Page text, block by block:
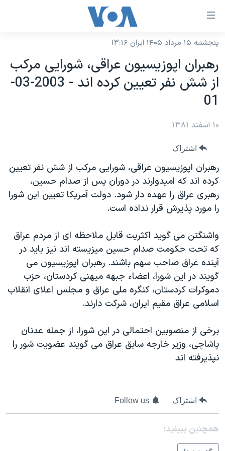
لینکهای
دسترسی
جهش
به
محتوای
اصلی
به
صفحه
جهش
جستجو
نسخه سبک وب‌سایت
موضوع ها
آمریکا
جهان
ورزشی
گزیده‌ها
ویژه برنامه‌ها
فرهنگ و زندگی
حقوق شهروندی
اقتصادی
علم و فناوری
اسرائیل در جنگ
گالری عکس
آرشیو پخش زنده
برنامه های تلویزیونی
جدول برنامه ها
صفحه‌های ویژه
جام جهانی ۲۰۲۶
عملیات خشم حماسی
۲۵۰سالگی آمریکا
مستندها
انتخابات ریاست جمهوری آمریکا ۲۰۲۴
حمله جمهوری اسلامی به اسرائیل
رمز مهسا
ورزش زنان در ایران
اعتراضات زن، زندگی، آزادی
مجموعه مستندهای دادخواهی
تریبونال مردمی آبان ۹۸
چهل سال گروگان‌گیری
قانون شفافیت دارائی کادر رهبری ایران
اعتراضات مردمی آبان ۹۸
فرکانس‌های صدای آمریکا
پخش رادیویی
یادگیری زبان انگلیسی
دنبال کنید
زبانهای مختلف
پنجشنبه ۱۵ مرداد ۱۴۰۵ ایران ۱۳:۱۶
رهبران اپوزيسيون عراقی، شورايی مرکب
از شش نفر تعيين کرده اند - 2003-03-
01
۱۰ اسفند ۱۳۸۱
اشتراک
رهبران اپوزيسيون عراقی، شورايی مرکب از شش نفر تعيين
کرده اند که اميدوارند در دوران پس از صدام حسين،
رهبری عراق را عهده دار شود. دولت آمريکا تعيين اين شورا
را مورد پذيرش قرار نداده است.
واشنگتن می گويد اکثريت قابل ملاحظه ای از مردم عراق
که تحت حکومت صدام حسين ميزيسته اند نيز بايد در
آينده عراق صاحب سهم باشند. رهبران اپوزيسيون می
گويند در اين شورا، اعضاء جبهه ميهنی کردستان، حزب
دموکرات کردستان، کنگره ملی عراق و مجلس اعلای انقلاب
اسلامی عراق مقيم ايران، شرکت دارند.
برخی از منصوبين احتمالی در اين شورا، از جمله عدنان
پاشاچی، وزير خارجه سابق عراق می گويند عضويت شور را
نپذيرفته اند
اشتراک Follow us
همچنبن ببینید: